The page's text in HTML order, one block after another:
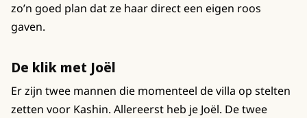
zo’n goed plan dat ze haar direct een eigen roos
gaven.
De klik met Joël
Er zijn twee mannen die momenteel de villa op stelten
zetten voor Kashin. Allereerst heb je Joël. De twee